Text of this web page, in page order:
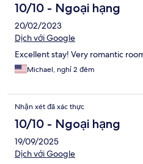
10/10 - Ngoại hạng
20/02/2023
Dịch với Google
Excellent stay! Very romantic
Michael, nghỉ 2 đêm
Nhận xét đã xác thực
10/10 - Ngoại hạng
19/09/2025
Dịch với Google